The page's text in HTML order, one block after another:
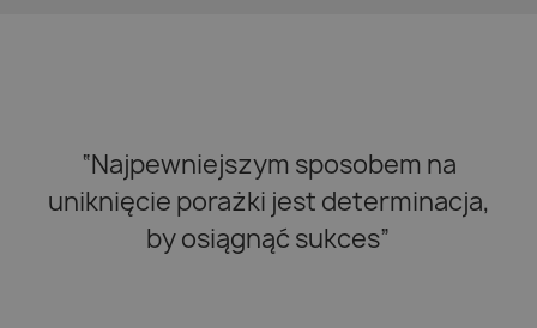
“Najpewniejszym sposobem na
uniknięcie porażki jest determinacja,
by osiągnąć sukces”